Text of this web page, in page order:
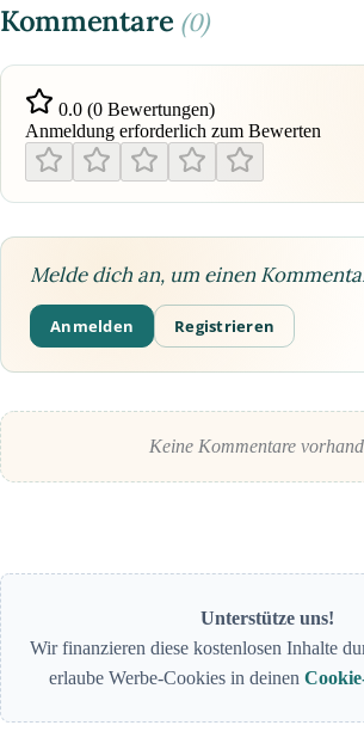
Kommentare (0)
0.0 (0 Bewertungen)
Anmeldung erforderlich zum Bewerten
Melde dich an, um einen
Anmelden Registrieren
Keine Kommentare
Unterstütze uns!
Wir finanzieren diese kostenlosen Inhalte
erlaube Werbe-Cookies in deinen